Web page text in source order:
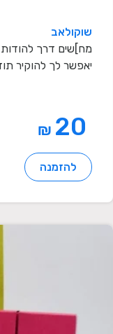
שוקולאב
יאפשר לך להוקיר
₪
להזמנה